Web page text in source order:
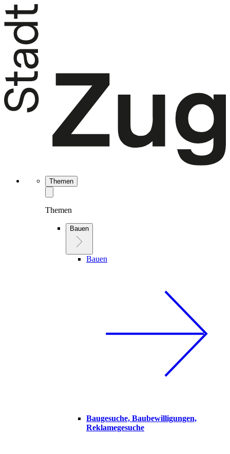
Themen
Themen
Bauen
Bauen
Baugesuche, Baubewilligungen,
Reklamegesuche